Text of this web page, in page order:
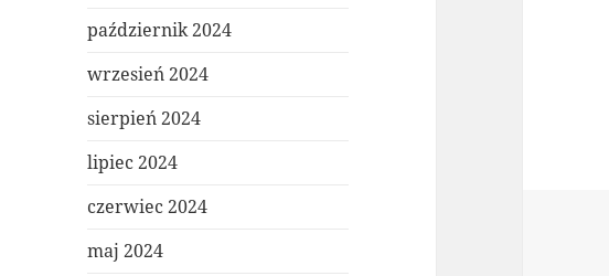
październik 2024
wrzesień 2024
sierpień 2024
lipiec 2024
czerwiec 2024
maj 2024